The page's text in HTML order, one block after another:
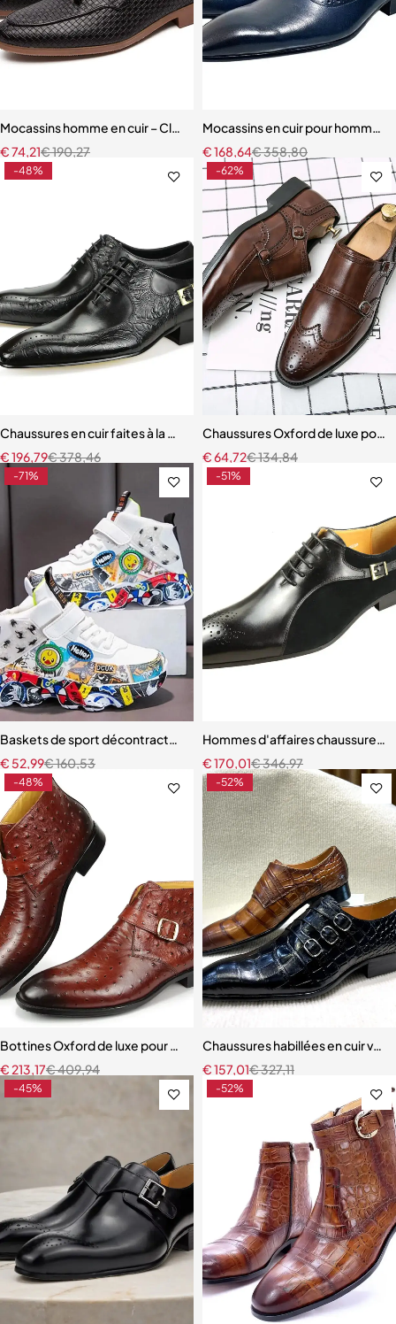
Mocassins homme en cuir – Classiques à pompons, confortables et
€190,27
€74,21
Mocassins en cuir pour
€358,80
€168,64
-48%
Chaussures en cuir faites à la main pour hommes chaussures
€378,46
€196,79
-62%
Chaussures Oxford de luxe pour
€134,84
€64,72
-71%
Baskets de sport décontractées pour enfants
€160,53
€ 52,99
-51%
Hommes d'affaires chaussures
€346,97
€170,01
-48%
Bottines Oxford de luxe pour hommes, bottes habillées en cuir
€409,94
€213,17
-52%
Chaussures habillées en cuir
€327,11
€157,01
-45% -52%